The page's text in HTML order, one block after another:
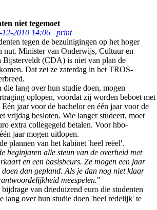
niet tegemoet
12-2010 14:06
print
tegen de bezuinigingen op het hoger
nut. Minister van Onderwijs, Cultuur en
Bijsterveldt (CDA) is niet van plan de
Dat zei ze zaterdag in het TROS-
die lang over hun studie doen, mogen
oplopen, voordat zij worden beboet met
jaar voor de bachelor en één jaar voor de
vrijdag besloten. Wie langer studeert, moet
extra collegegeld betalen. Voor hbo-
jaar mogen uitlopen.
plannen van het kabinet 'heel reëel'.
beginjaren alle steun van de overheid met
en een basisbeurs. Ze mogen een jaar
dan gepland. Als je dan nog niet klaar
meespelen."
van drieduizend euro die studenten
lang over hun studie doen 'heel redelijk' te